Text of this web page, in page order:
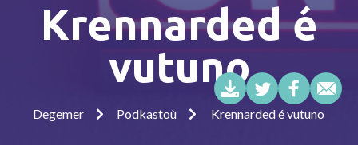
Krennarded é
vutuno
Degemer Podkastoù Krennarded é vutuno